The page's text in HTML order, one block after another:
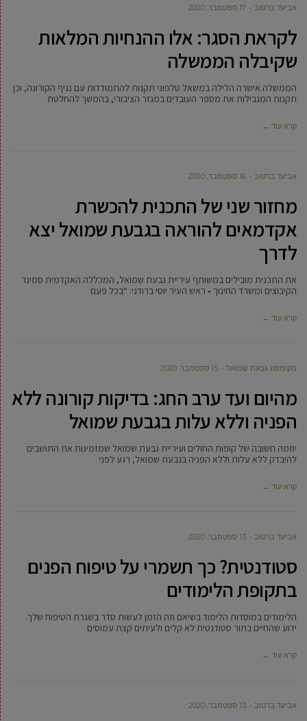
אביעד ברטוב 17 ספטמבר, 2020
לקראת הסגר: אלו ההנחיות המלאות
שקיבלה הממשלה
הממשלה אישרה הלילה במשאל טלפוני תקנות להתמודדות עם נגיף הקורונה, וכן
תקנות המגבילות את מספר העובדים במגזר הציבורי, בהמשך להחלטת
קרא עוד ←
אביעד ברטוב 16 ספטמבר, 2020
מחזור שני של התכנית להכשרת
אקדמאים להוראה בגבעת שמואל יצא
לדרך
את התכנית מובילים במשותף עיריית גבעת שמואל, המכללה האקדמית סמינר
הקיבוצים ומשרד החינוך • ראש העיר יוסי ברודני: “בכל פעם
קרא עוד ←
מקומונט גבעת שמואל 15 ספטמבר, 2020
מהיום ועד ערב החג: בדיקות קורונה ללא
הפניה וללא עלות בגבעת שמואל
יוזמה חשובה של קופות החולים ועיריית גבעת שמואל שמזמינות את התושבים
להיבדק ללא עלות וללא הפניה בגבעת שמואל, רגע לפני
קרא עוד ←
אביעד ברטוב 13 ספטמבר, 2020
סטודנטית? כך תשמרי על טיפוח הפנים
בתקופת הלימודים
הלימודים במוסדות הלימוד בשיאם וזה הזמן לעשות סדר בשגרת הטיפוח שלך.
ידוע שהחיים בתור סטודנטית לא קלים ולעיתים קצת עמוסים
קרא עוד ←
אביעד ברטוב 13 ספטמבר, 2020